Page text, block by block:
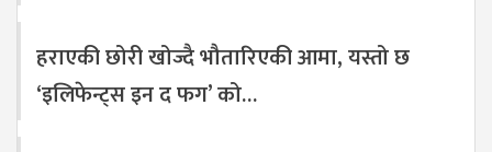
हराएकी छोरी खोज्दै भौतारिएकी आमा, यस्तो छ
‘इलिफेन्ट्स इन द फग’ को…